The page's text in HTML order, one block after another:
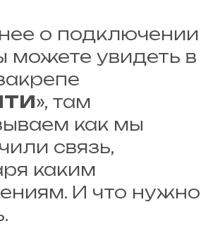
о подключении
можете увидеть в
», там
как мы
связь,
каким
И что нужно